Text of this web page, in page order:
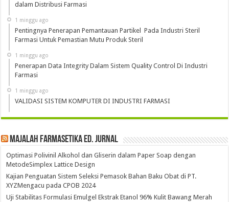
dalam Distribusi Farmasi
1 minggu ago
Pentingnya Penerapan Pemantauan Partikel Pada Industri Steril
Farmasi Untuk Pemastian Mutu Produk Steril
1 minggu ago
Penerapan Data Integrity Dalam Sistem Quality Control Di Industri
Farmasi
1 minggu ago
VALIDASI SISTEM KOMPUTER DI INDUSTRI FARMASI
Majalah Farmasetika Ed. Jurnal
Optimasi Polivinil Alkohol dan Gliserin dalam Paper Soap dengan
MetodeSimplex Lattice Design
Kajian Penguatan Sistem Seleksi Pemasok Bahan Baku Obat di PT.
XYZMengacu pada CPOB 2024
Uji Stabilitas Formulasi Emulgel Ekstrak Etanol 96% Kulit Bawang Merah